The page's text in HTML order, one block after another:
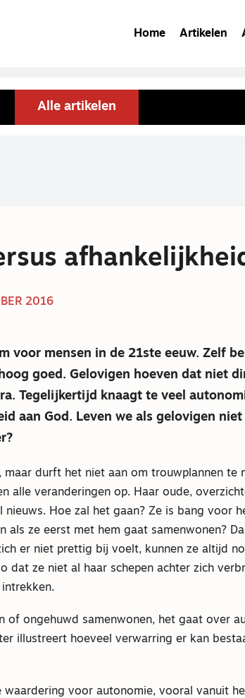
Home Artikelen
Alle artikelen
2016
voor mensen in de 21ste eeuw. Zelf
goed. Gelovigen hoeven dat niet
Tegelijkertijd knaagt te veel
aan God. Leven we als gelovigen
maar durft het niet aan om trouwplannen te
alle veranderingen op. Haar oude,
nieuws. Hoe zal het gaan? Ze is bang voor
als ze eerst met hem gaat samenwonen?
er niet prettig bij voelt, kunnen ze altijd
dat ze niet al haar schepen achter zich
of ongehuwd samenwonen, het gaat over
illustreert hoeveel verwarring er kan
waardering voor autonomie, vooral vanuit